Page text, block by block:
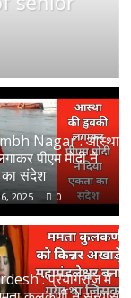
Nagar : आस्था
पीएम मोदी ने
का संदेश
2025 0
: प्रयागराज में